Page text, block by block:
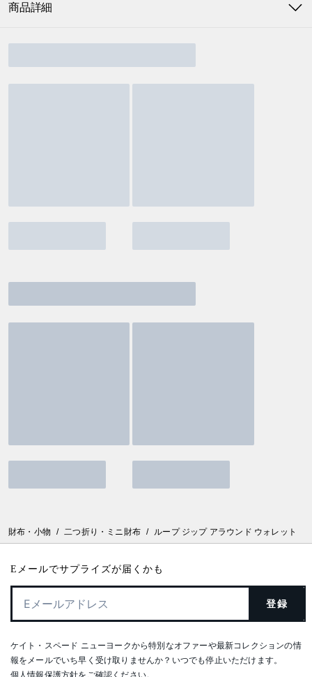
商品詳細
財布・小物 / 二つ折り・ミニ財布 / ループ ジップ アラウンド ウォレット
Eメールでサプライズが届くかも
登録
ケイト・スペード ニューヨークから特別なオファーや最新コレクションの情
報をメールでいち早く受け取りませんか？いつでも停止いただけます。
個人情報保護方針をご確認ください。